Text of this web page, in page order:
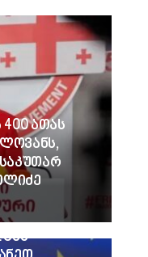
ათას